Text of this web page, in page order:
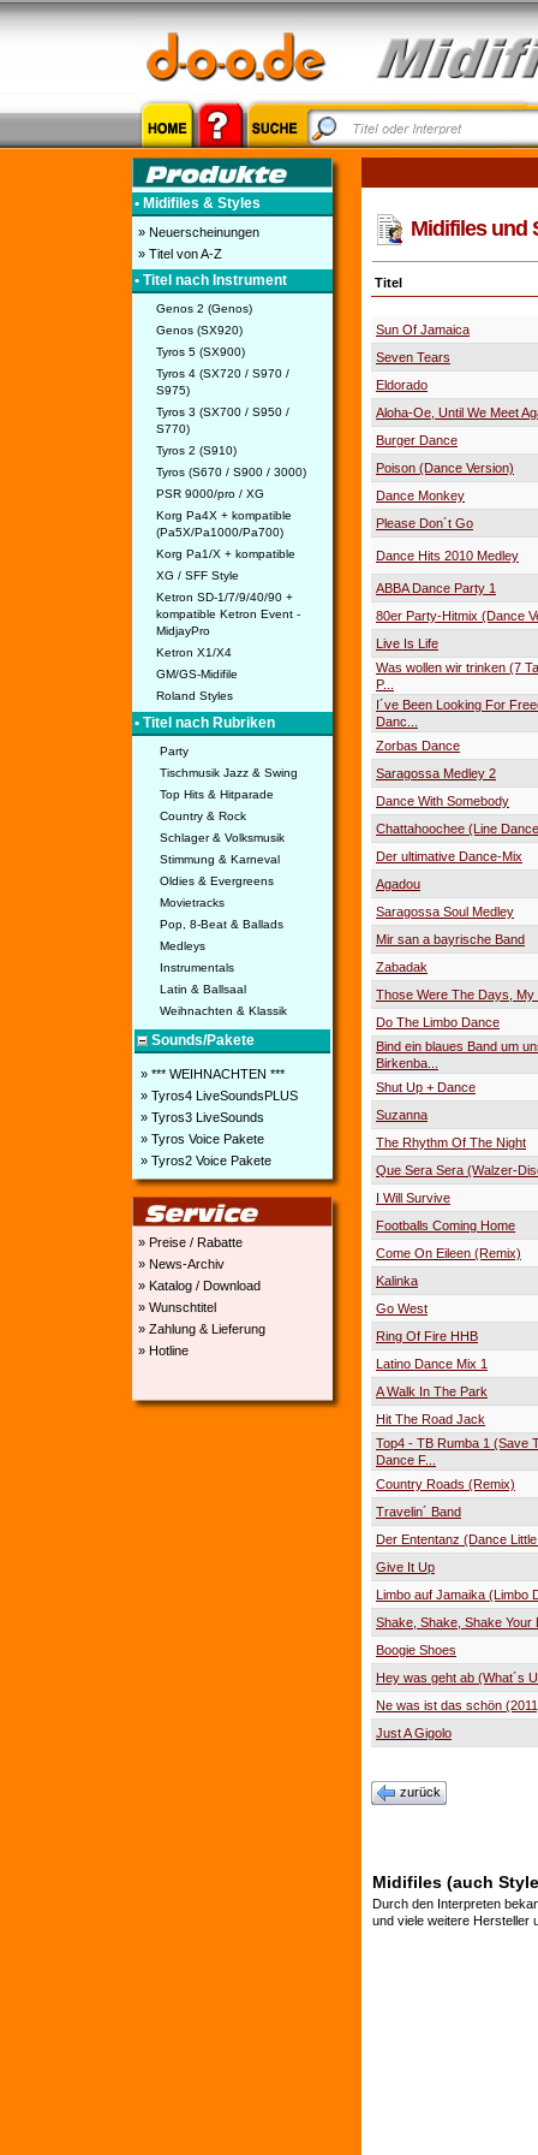
• Midifiles & Styles
» Neuerscheinungen
» Titel von A-Z
• Titel nach Instrument
Genos 2 (Genos)
Genos (SX920)
Tyros 5 (SX900)
Tyros 4 (SX720 / S970 /
S975)
Tyros 3 (SX700 / S950 /
S770)
Tyros 2 (S910)
Tyros (S670 / S900 / 3000)
PSR 9000/pro / XG
Korg Pa4X + kompatible
(Pa5X/Pa1000/Pa700)
Korg Pa1/X + kompatible
XG / SFF Style
Ketron SD-1/7/9/40/90 +
kompatible Ketron Event -
MidjayPro
Ketron X1/X4
GM/GS-Midifile
Roland Styles
• Titel nach Rubriken
Party
Tischmusik Jazz & Swing
Top Hits & Hitparade
Country & Rock
Schlager & Volksmusik
Stimmung & Karneval
Oldies & Evergreens
Movietracks
Pop, 8-Beat & Ballads
Medleys
Instrumentals
Latin & Ballsaal
Weihnachten & Klassik
Sounds/Pakete
» *** WEIHNACHTEN ***
» Tyros4 LiveSoundsPLUS
» Tyros3 LiveSounds
» Tyros Voice Pakete
» Tyros2 Voice Pakete
» Preise / Rabatte
» News-Archiv
» Katalog / Download
» Wunschtitel
» Zahlung & Lieferung
» Hotline
Midifiles und
Titel
Sun Of Jamaica
Seven Tears
Eldorado
Aloha-Oe, Until We Meet
Burger Dance
Poison (Dance Version)
Dance Monkey
Please Don´t Go
Dance Hits 2010 Medley
ABBA Dance Party 1
80er Party-Hitmix (Dance
Live Is Life
Was wollen wir trinken (7
P...
I´ve Been Looking For
Danc...
Zorbas Dance
Saragossa Medley 2
Dance With Somebody
Chattahoochee (Line
Der ultimative Dance-Mix
Agadou
Saragossa Soul Medley
Mir san a bayrische Band
Zabadak
Those Were The Days, My
Do The Limbo Dance
Bind ein blaues Band um
Birkenba...
Shut Up + Dance
Suzanna
The Rhythm Of The Night
Que Sera Sera (Walzer-
I Will Survive
Footballs Coming Home
Come On Eileen (Remix)
Kalinka
Go West
Ring Of Fire HHB
Latino Dance Mix 1
A Walk In The Park
Hit The Road Jack
Top4 - TB Rumba 1 (Save
Dance F...
Country Roads (Remix)
Travelin´ Band
Der Ententanz (Dance
Give It Up
Limbo auf Jamaika (Limbo
Shake, Shake, Shake Your
Boogie Shoes
Hey was geht ab (What´s
Ne was ist das schön
Just A Gigolo
zurück
Midifiles (auch
Durch den Interpreten
und viele weitere Hersteller